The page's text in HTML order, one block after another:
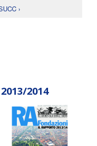
›
2014